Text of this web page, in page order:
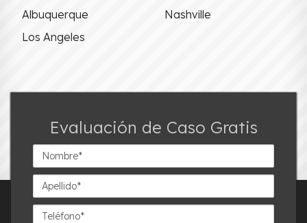
Albuquerque
Nashville
Los Angeles
Evaluación de Caso Gratis
Nombre*
Apellido*
Teléfono*